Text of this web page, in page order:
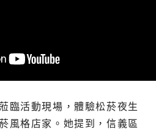
臨活動現場，體驗松菸夜生
風格店家。她提到，信義區